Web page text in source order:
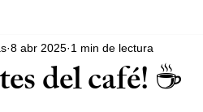
del café! ☕️
8 abr 2025 1 min de lectura